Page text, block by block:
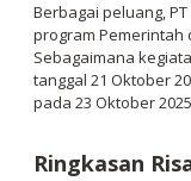
Berbagai peluang,
program Pemerintah
Sebagaimana
tanggal 21 Oktober
pada 23 Oktober
Ringkasan